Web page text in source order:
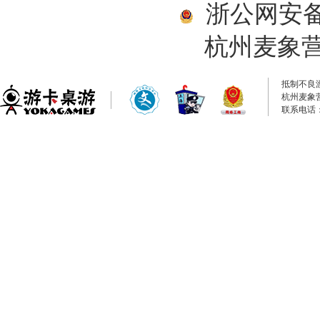
浙公网安
杭州麦象
抵制不良
杭州麦象
联系电话